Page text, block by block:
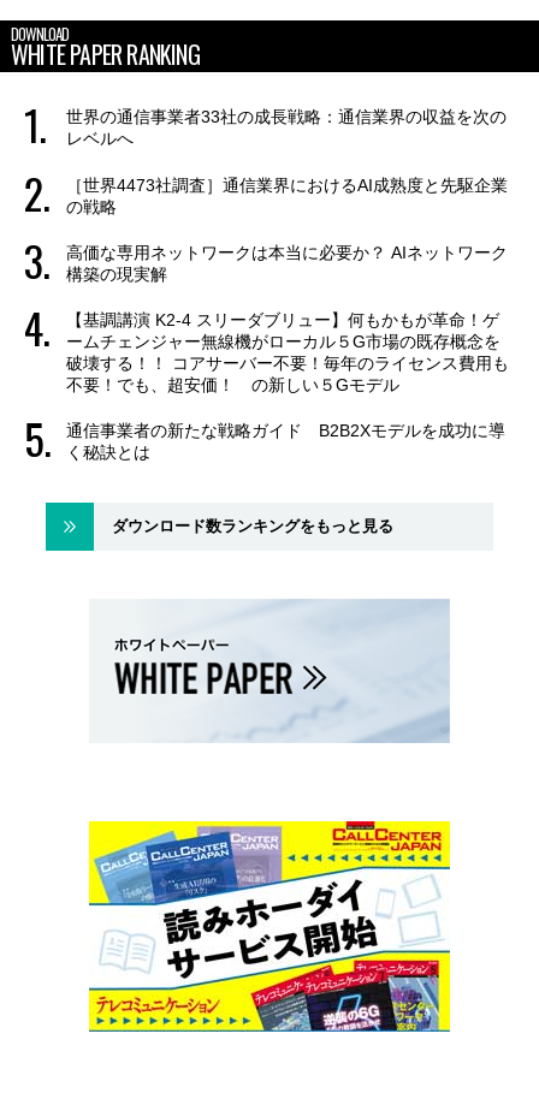
DOWNLOAD
WHITE PAPER RANKING
世界の通信事業者33社の成長戦略：通信業界の収益を次の
レベルへ
［世界4473社調査］通信業界におけるAI成熟度と先駆企業
の戦略
高価な専用ネットワークは本当に必要か？ AIネットワーク
構築の現実解
【基調講演 K2-4 スリーダブリュー】何もかもが革命！ゲ
ームチェンジャー無線機がローカル５G市場の既存概念を
破壊する！！ コアサーバー不要！毎年のライセンス費用も
不要！でも、超安価！ の新しい５Gモデル
通信事業者の新たな戦略ガイド B2B2Xモデルを成功に導
く秘訣とは
ダウンロード数ランキングをもっと見る